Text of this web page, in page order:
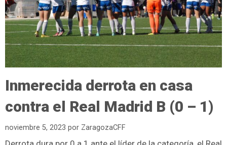
Inmerecida derrota en casa
contra el Real Madrid B (0 – 1)
noviembre 5, 2023 por ZaragozaCFF